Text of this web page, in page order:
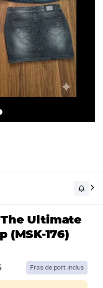
Ultimate
(MSK-176)
Frais de port inclus